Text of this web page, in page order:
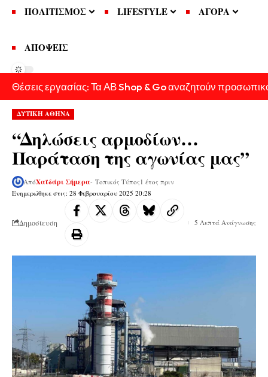
ΠΟΛΙΤΙΣΜΟΣ LIFESTYLE ΑΓΟΡΑ
ΑΠΟΨΕΙΣ
Θέσεις εργασίας: Τα ΑΒ Shop & Go αναζητούν
ΔΥΤΙΚΗ ΑΘΗΝΑ
“Δηλώσεις αρμοδίων…
Παράταση της αγωνίας μας”
Ενημερώθηκε στις: 28 Φεβρουαρίου 2025 20:28
ΑπόΧαϊδάρι Σήμερα- Τοπικός Τύπος 1 έτος πριν
Δημοσίευση 5 Λεπτά Ανάγνωσης